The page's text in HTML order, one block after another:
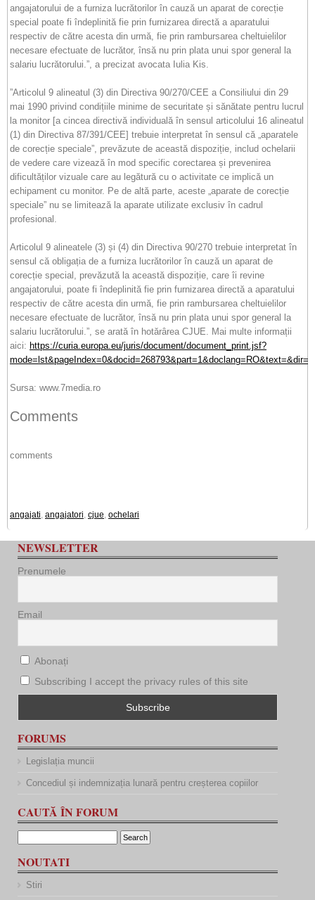
angajatorului de a furniza lucrătorilor în cauză un aparat de corecție
special poate fi îndeplinită fie prin furnizarea directă a aparatului
respectiv de către acesta din urmă, fie prin rambursarea cheltuielilor
necesare efectuate de lucrător, însă nu prin plata unui spor general la
salariu lucrătorului.”, a precizat avocata Iulia Kis.
”Articolul 9 alineatul (3) din Directiva 90/270/CEE a Consiliului din 29
mai 1990 privind condițiile minime de securitate și sănătate pentru lucrul
la monitor [a cincea directivă individuală în sensul articolului 16 alineatul
(1) din Directiva 87/391/CEE] trebuie interpretat în sensul că „aparatele
de corecție speciale”, prevăzute de această dispoziție, includ ochelarii
de vedere care vizează în mod specific corectarea și prevenirea
dificultăților vizuale care au legătură cu o activitate ce implică un
echipament cu monitor. Pe de altă parte, aceste „aparate de corecție
speciale” nu se limitează la aparate utilizate exclusiv în cadrul
profesional.
Articolul 9 alineatele (3) și (4) din Directiva 90/270 trebuie interpretat în
sensul că obligația de a furniza lucrătorilor în cauză un aparat de
corecție special, prevăzută la această dispoziție, care îi revine
angajatorului, poate fi îndeplinită fie prin furnizarea directă a aparatului
respectiv de către acesta din urmă, fie prin rambursarea cheltuielilor
necesare efectuate de lucrător, însă nu prin plata unui spor general la
salariu lucrătorului.”, se arată în hotărârea CJUE. Mai multe informații
aici: https://curia.europa.eu/juris/document/document_print.jsf?
Sursa: www.7media.ro
Comments
comments
angajati, angajatori, cjue, ochelari
NEWSLETTER
Prenumele
Email
Abonați
Subscribing I accept the privacy rules of this site
FORUMS
Legislația muncii
Concediul și indemnizația lunară pentru creșterea copiilor
CAUTĂ ÎN FORUM
NOUTATI
Stiri